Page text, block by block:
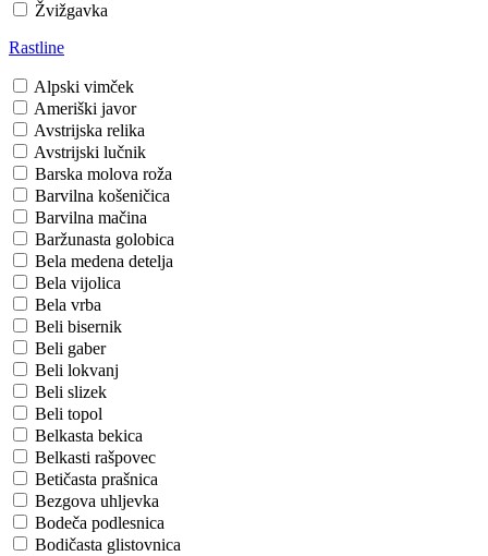
Žvižgavka
Rastline
Alpski vimček
Ameriški javor
Avstrijska relika
Avstrijski lučnik
Barska molova roža
Barvilna košeničica
Barvilna mačina
Baržunasta golobica
Bela medena detelja
Bela vijolica
Bela vrba
Beli bisernik
Beli gaber
Beli lokvanj
Beli slizek
Beli topol
Belkasta bekica
Belkasti rašpovec
Betičasta prašnica
Bezgova uhljevka
Bodeča podlesnica
Bodičasta glistovnica